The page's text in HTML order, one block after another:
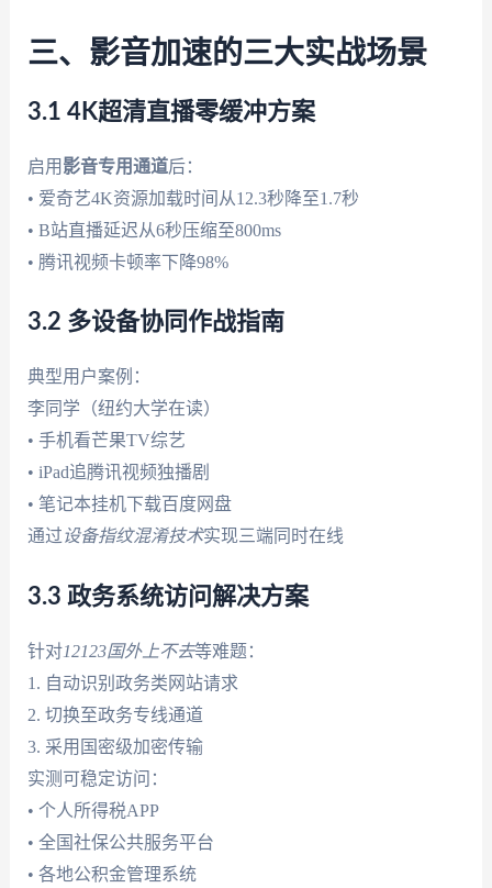
三、影音加速的三大实战场景
3.1 4K超清直播零缓冲方案
启用 影音专用通道后：
• 爱奇艺4K资源加载时间从12.3秒降至1.7秒
• B站直播延迟从6秒压缩至800ms
• 腾讯视频卡顿率下降98%
3.2 多设备协同作战指南
典型用户案例：
李同学（纽约大学在读）
• 手机看芒果TV综艺
• iPad追腾讯视频独播剧
• 笔记本挂机下载百度网盘
通过设备指纹混淆技术实现三端同时在线
3.3 政务系统访问解决方案
针对12123国外上不去等难题：
1. 自动识别政务类网站请求
2. 切换至政务专线通道
3. 采用国密级加密传输
实测可稳定访问：
• 个人所得税APP
• 全国社保公共服务平台
• 各地公积金管理系统